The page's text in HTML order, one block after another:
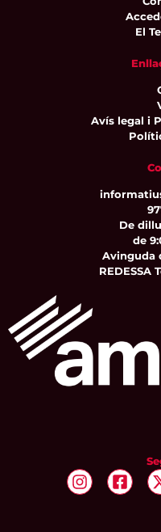
El
Avís legal i
De
de
Avinguda
REDESSA